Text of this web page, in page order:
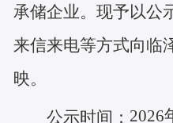
承储企业。现予以公
来信来电等方式向临
映。
公示时间： 2026